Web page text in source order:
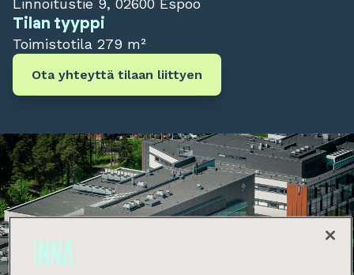
Linnoitustie 9, 02600 Espoo
Tilan tyyppi
Toimistotila 279 m²
Ota yhteyttä tilaan liittyen